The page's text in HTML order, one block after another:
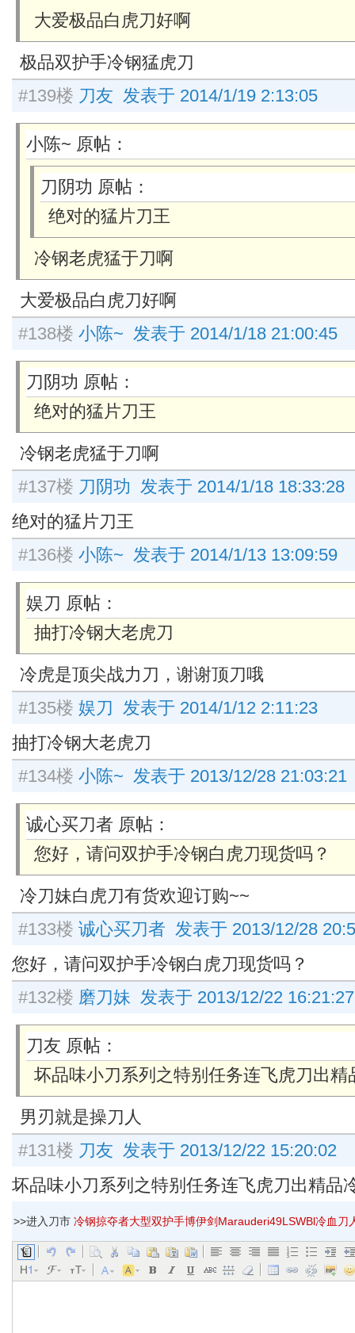
大爱极品白虎刀好啊
极品双护手冷钢猛虎刀
#139楼 刀友 发表于 2014/1/19 2:13:05
小陈~ 原帖：
刀阴功 原帖：
绝对的猛片刀王
冷钢老虎猛于刀啊
大爱极品白虎刀好啊
#138楼 小陈~ 发表于 2014/1/18 21:00:45
刀阴功 原帖：
绝对的猛片刀王
冷钢老虎猛于刀啊
#137楼 刀阴功 发表于 2014/1/18 18:33:28
绝对的猛片刀王
#136楼 小陈~ 发表于 2014/1/13 13:09:59
娱刀 原帖：
抽打冷钢大老虎刀
冷虎是顶尖战力刀，谢谢顶刀哦
#135楼 娱刀 发表于 2014/1/12 2:11:23
抽打冷钢大老虎刀
#134楼 小陈~ 发表于 2013/12/28 21:03:21
诚心买刀者 原帖：
您好，请问双护手冷钢白虎刀现货吗？
冷刀妹白虎刀有货欢迎订购~~
#133楼 诚心买刀者 发表于 2013/12/28
您好，请问双护手冷钢白虎刀现货吗？
#132楼 磨刀妹 发表于 2013/12/22 16:21:27
刀友 原帖：
坏品味小刀系列之特别任务连飞虎刀出精
男刃就是操刀人
#131楼 刀友 发表于 2013/12/22 15:20:02
坏品味小刀系列之特别任务连飞虎刀出精品
>>进入刀市 冷钢掠夺者大型双护手博伊剑Marauderi49LSWBl冷血刀